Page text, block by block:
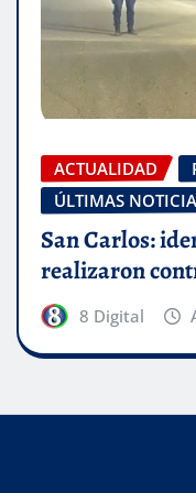
ACTUALIDAD
ÚLTIMAS
San Carlos:
realizaron
8 Digital